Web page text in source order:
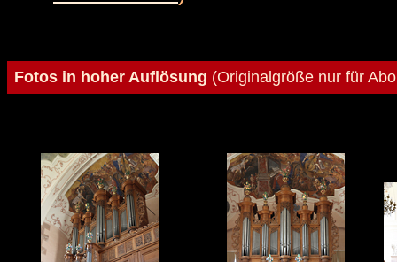
Fotos in hoher Auflösung (Originalgröße nur für